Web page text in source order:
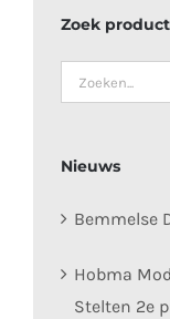
Zoek
Nieuws
Bemmelse
Hobma
Stelten 2e